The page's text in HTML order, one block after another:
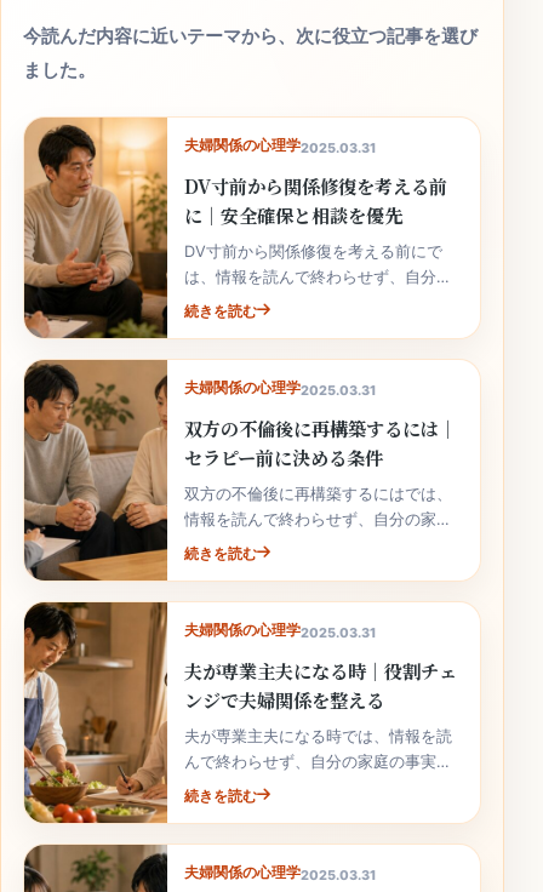
今読んだ内容に近いテーマから、次に役立つ記事を選び
ました。
夫婦関係の心理学2025.03.31
DV寸前から関係修復を考える前
に｜安全確保と相談を優先
DV寸前から関係修復を考える前にで
は、情報を読んで終わらせず、自分の
家庭の事実と次の行動へ落とし込むこ
続きを読む
夫婦関係の心理学2025.03.31
双方の不倫後に再構築するには｜
セラピー前に決める条件
双方の不倫後に再構築するにはでは、
情報を読んで終わらせず、自分の家庭
の事実と次の行動へ落とし込むことが
続きを読む
夫婦関係の心理学2025.03.31
夫が専業主夫になる時｜役割チェ
ンジで夫婦関係を整える
夫が専業主夫になる時では、情報を読
んで終わらせず、自分の家庭の事実と
次の行動へ落とし込むことが大切で
続きを読む
夫婦関係の心理学2025.03.31